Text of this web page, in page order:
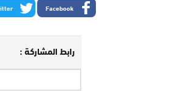
Facebook
رابط المشاركة :